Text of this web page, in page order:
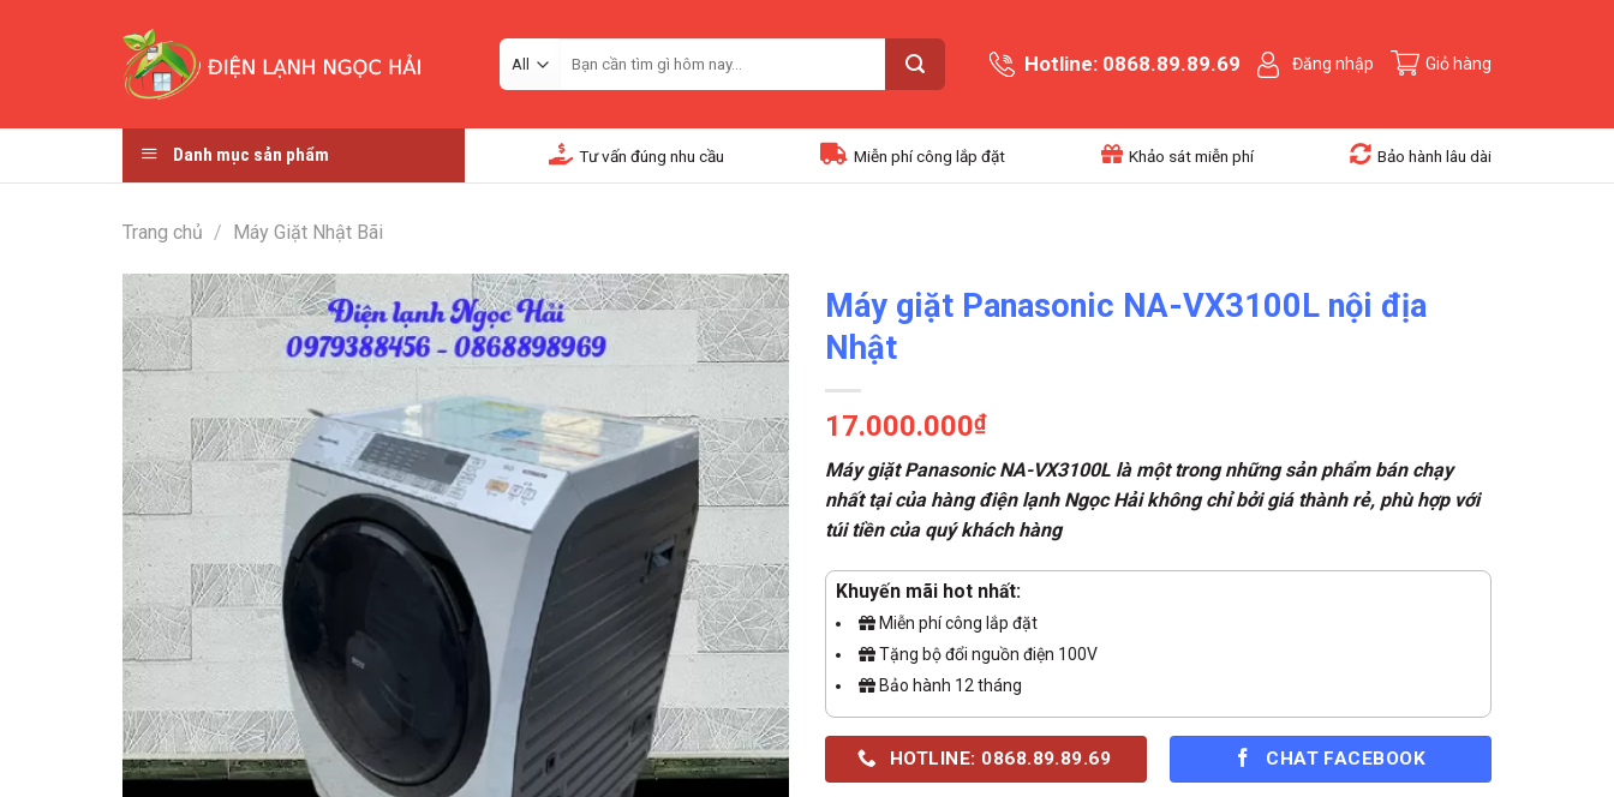
kiếm:
Hotline: 0868.89.89.69 Đăng nhập Giỏ hàng
Danh mục sản phẩm Tư vấn đúng nhu cầu Miễn phí công lắp đặt Khảo sát miễn phí Bảo hành lâu dài
Trang chủ / Máy Giặt Nhật Bãi
Máy giặt Panasonic NA-VX3100L nội địa
Nhật
17.000.000₫
Máy giặt Panasonic NA-VX3100L là một trong những sản phẩm bán chạy
nhất tại của hàng điện lạnh Ngọc Hải không chỉ bởi giá thành rẻ, phù hợp với
túi tiền của quý khách hàng
Khuyến mãi hot nhất:
Miễn phí công lắp đặt
Tặng bộ đổi nguồn điện 100V
Bảo hành 12 tháng
HOTLINE: 0868.89.89.69 CHAT FACEBOOK